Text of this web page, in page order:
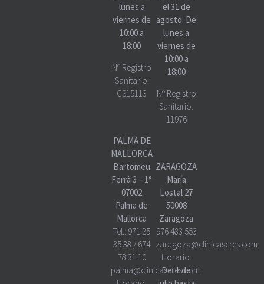
lunes a
viernes de
10:00 a
18:00
Nº Registro
Sanitario:
CS15113
PALMA DE
MALLORCA
Bartomeu
Ferrà 3 – 1°
07002
Palma de
Mallorca
Tel.: 971 25
35 38 / 674
78 31 10
palma@clinicascres.com
el 31 de
agosto: De
lunes a
viernes de
10:00 a
18:00
Nº Registro
Sanitario:
11976
ZARAGOZA
María
Lostal 27
50008
Zaragoza
976 483 553
zaragoza@clinicascres.com
Horario:
Del 1 de